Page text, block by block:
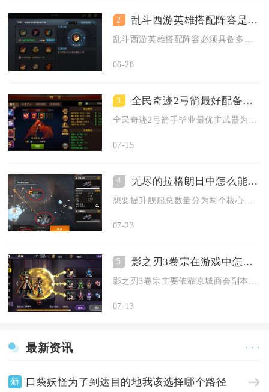
2 乱斗西游英雄搭配阵容是否需要多样性
乱斗西游英雄搭配阵容必须具备多样性，单一阵容无法适配全玩法与...
06-28
3 全民奇迹2弓箭最好配备何种武器
07-15
4 无尽的拉格朗日中怎么能够增加舰艇
07-23
5 影之刃3卷宗在游戏中怎么获取
07-13
最新资讯 · · ·
新 口袋妖怪为了到达目的地我该选择哪个路径